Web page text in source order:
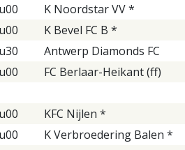
K Noordstar VV *
K Bevel FC B *
Antwerp Diamonds FC
FC Berlaar-Heikant (ff)
KFC Nijlen *
K Verbroedering Balen *